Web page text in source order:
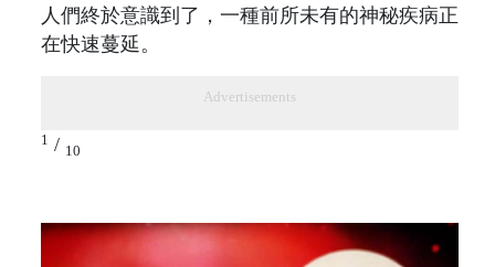
人們終於意識到了，一種前所未有的神秘疾病正
在快速蔓延。
Advertisements
1 / 10